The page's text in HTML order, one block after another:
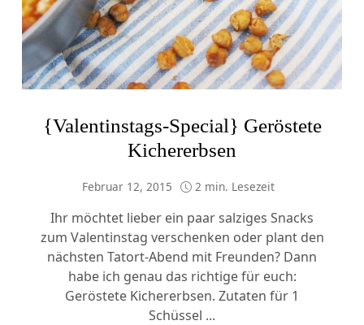
{Valentinstags-Special} Geröstete
Kichererbsen
Februar 12, 2015 2 min. Lesezeit
Ihr möchtet lieber ein paar salziges Snacks
zum Valentinstag verschenken oder plant den
nächsten Tatort-Abend mit Freunden? Dann
habe ich genau das richtige für euch:
Geröstete Kichererbsen. Zutaten für 1
Schüssel ...